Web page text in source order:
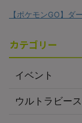
【ポケモンGO】ダ
カテゴリー
イベント
ウルトラビー